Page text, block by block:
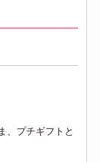
、プチギフトと